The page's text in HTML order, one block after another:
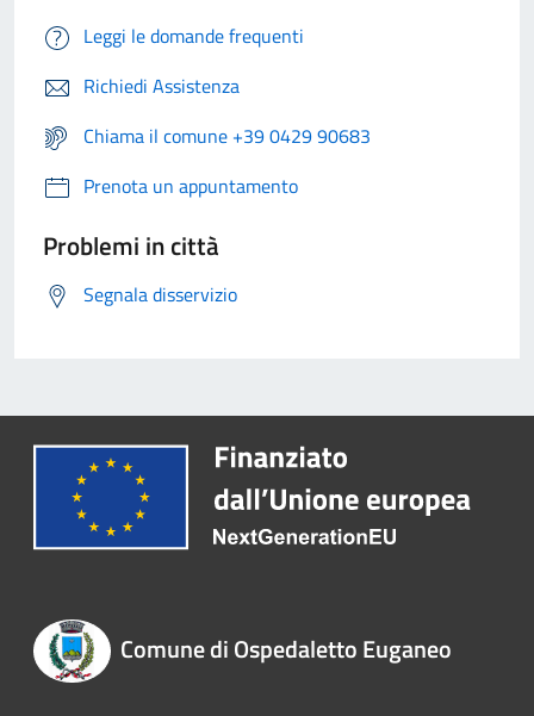
Leggi le domande frequenti
Richiedi Assistenza
Chiama il comune +39 0429 90683
Prenota un appuntamento
Problemi in città
Segnala disservizio
Comune di Ospedaletto Euganeo